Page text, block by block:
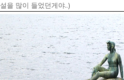
을 많이 들었던게야..)